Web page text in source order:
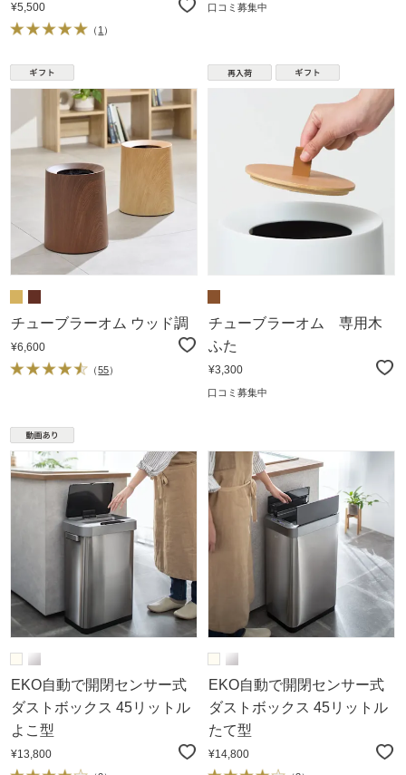
¥5,500
（ 1 ）
口コミ募集中
チューブラーオム ウッド調
¥6,600
（55）
チューブラーオム 専用木
ふた
¥3,300
口コミ募集中
EKO自動で開閉センサー式
ダストボックス 45リットル
よこ型
¥13,800
EKO自動で開閉センサー式
ダストボックス 45リットル
たて型
¥14,800